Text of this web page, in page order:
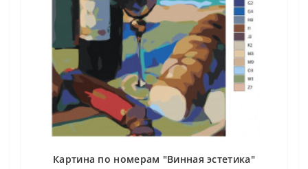
Картина по номерам "Винная эстетика"